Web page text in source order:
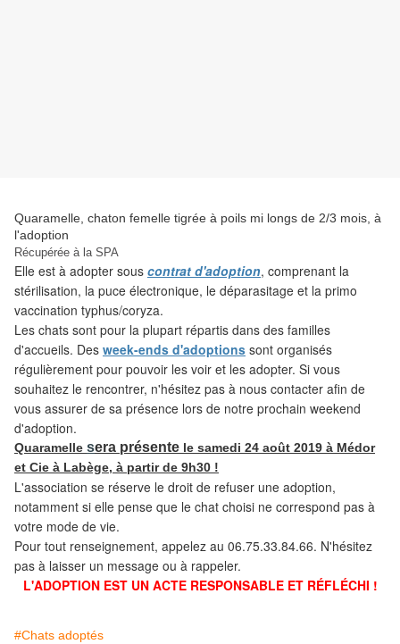
Quaramelle, chaton femelle tigrée à poils mi longs de 2/3 mois, à
l'adoption
Récupérée à la SPA
Elle est à adopter sous contrat d'adoption, comprenant la
stérilisation, la puce électronique, le déparasitage et la primo
vaccination typhus/coryza.
Les chats sont pour la plupart répartis dans des familles
d'accueils. Des week-ends d'adoptions sont organisés
régulièrement pour pouvoir les voir et les adopter. Si vous
souhaitez le rencontrer, n'hésitez pas à nous contacter afin de
vous assurer de sa présence lors de notre prochain weekend
d'adoption.
Quaramelle sera présente le samedi 24 août 2019 à Médor
et Cie à Labège, à partir de 9h30 !
L'association se réserve le droit de refuser une adoption,
notamment si elle pense que le chat choisi ne correspond pas à
votre mode de vie.
Pour tout renseignement, appelez au 06.75.33.84.66. N'hésitez
pas à laisser un message ou à rappeler.
L'ADOPTION EST UN ACTE RESPONSABLE ET RÉFLÉCHI !
#Chats adoptés